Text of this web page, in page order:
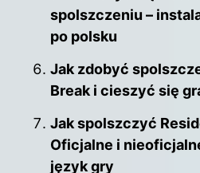
spolszczeniu –
po polsku
Jak zdobyć
Break i cieszyć się
Jak spolszczyć
Oficjalne i
język gry